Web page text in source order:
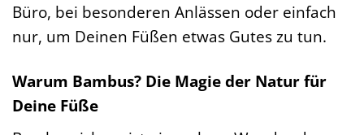
Büro, bei besonderen Anlässen oder einfach
nur, um Deinen Füßen etwas Gutes zu tun.
Warum Bambus? Die Magie der Natur für
Deine Füße